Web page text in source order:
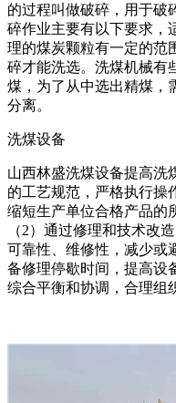
的过程叫做破碎，用于破
碎作业主要有以下要求，
理的煤炭颗粒有一定的范
碎才能洗选。洗煤机械有
煤，为了从中选出精煤，
分离。
洗煤设备
山西林盛洗煤设备提高洗
的工艺规范，严格执行操
缩短生产单位合格产品的
（2）通过修理和技术改
可靠性、维修性，减少或
备修理停歇时间，提高设
综合平衡和协调，合理组